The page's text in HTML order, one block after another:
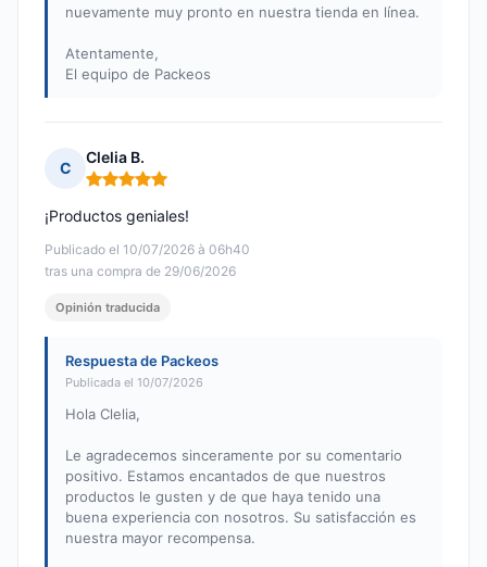
nuevamente muy pronto en nuestra tienda en línea.
Atentamente,
El equipo de Packeos
C
Clelia B.
Nota: 5 de 5
Publicado el 10/07/2026 à 06h40
tras una compra de 29/06/2026
¡Productos geniales!
Opinión traducida
Respuesta de Packeos
Publicada el 10/07/2026
Hola Clelia,
Le agradecemos sinceramente por su comentario
positivo. Estamos encantados de que nuestros
productos le gusten y de que haya tenido una
buena experiencia con nosotros. Su satisfacción es
nuestra mayor recompensa.